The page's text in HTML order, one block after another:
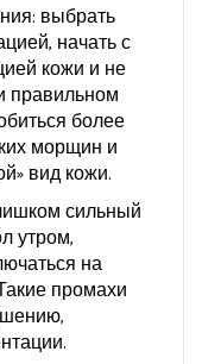
выбрать
начать с
кожи и не
правильном
более
морщин и
вид кожи.
сильный
утром,
на
промахи